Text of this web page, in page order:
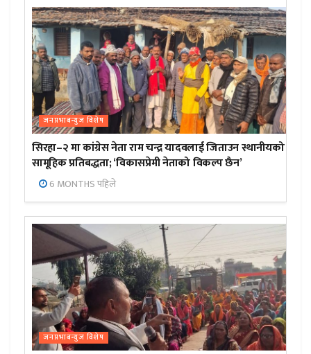
जनप्रभाबन्युज विशेष
सिरहा–२ मा कांग्रेस नेता राम चन्द्र यादवलाई जिताउन स्थानीयको
सामूहिक प्रतिबद्धता; ‘विकासप्रेमी नेताको विकल्प छैन’
6 MONTHS पहिले
जनप्रभाबन्युज विशेष